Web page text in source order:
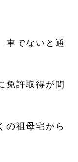
車でないと通
免許取得が間
の祖母宅から